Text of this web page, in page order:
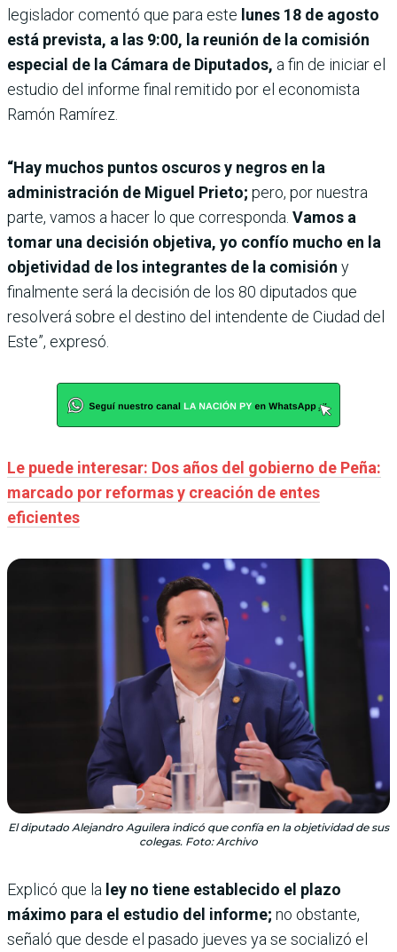
legislador comentó que para este lunes 18 de agosto
está prevista, a las 9:00, la reunión de la comisión
especial de la Cámara de Diputados, a fin de iniciar el
estudio del informe final remitido por el economista
Ramón Ramírez.
“Hay muchos puntos oscuros y negros en la
administración de Miguel Prieto; pero, por nuestra
parte, vamos a hacer lo que corresponda. Vamos a
tomar una decisión objetiva, yo confío mucho en la
objetividad de los integrantes de la comisión y
finalmente será la decisión de los 80 diputados que
resolverá sobre el destino del intendente de Ciudad del
Este”, expresó.
Le puede interesar: Dos años del gobierno de Peña:
marcado por reformas y creación de entes
eficientes
El diputado Alejandro Aguilera indicó que confía en la objetividad de sus
colegas. Foto: Archivo
Explicó que la ley no tiene establecido el plazo
máximo para el estudio del informe; no obstante,
señaló que desde el pasado jueves ya se socializó el